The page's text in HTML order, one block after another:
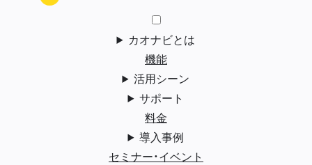
カオナビとは
機能
活用シーン
サポート
料金
導入事例
セミナー・イベント